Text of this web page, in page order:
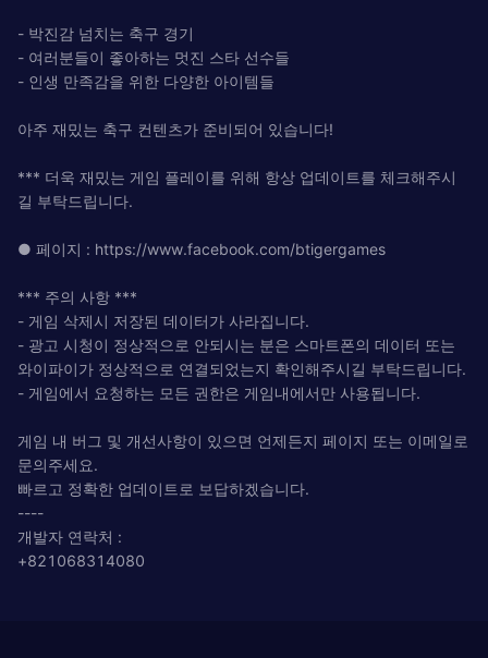
- 박진감 넘치는 축구 경기
- 여러분들이 좋아하는 멋진 스타 선수들
- 인생 만족감을 위한 다양한 아이템들
아주 재밌는 축구 컨텐츠가 준비되어 있습니다!
*** 더욱 재밌는 게임 플레이를 위해 항상 업데이트를 체크해주시
길 부탁드립니다.
● 페이지 : https://www.facebook.com/btigergames
*** 주의 사항 ***
- 게임 삭제시 저장된 데이터가 사라집니다.
- 광고 시청이 정상적으로 안되시는 분은 스마트폰의 데이터 또는
와이파이가 정상적으로 연결되었는지 확인해주시길 부탁드립니다.
- 게임에서 요청하는 모든 권한은 게임내에서만 사용됩니다.
게임 내 버그 및 개선사항이 있으면 언제든지 페이지 또는 이메일로
문의주세요.
빠르고 정확한 업데이트로 보답하겠습니다.
----
개발자 연락처 :
+821068314080